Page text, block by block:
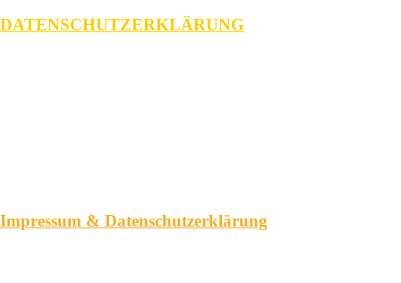
DATENSCHUTZERKLÄRUNG
Impressum & Datenschutzerklärung